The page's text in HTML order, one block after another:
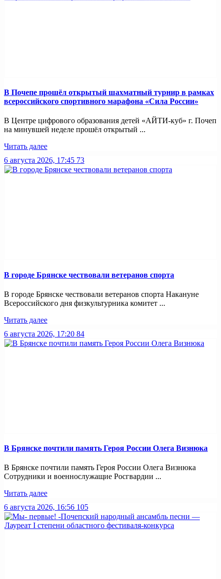
В Почепе прошёл открытый шахматный турнир в рамках
всероссийского спортивного марафона «Сила России»
В Центре цифрового образования детей «АЙТИ-куб» г. Почеп
на минувшей неделе прошёл открытый ...
Читать далее
6 августа 2026, 17:45 73
В городе Брянске чествовали ветеранов спорта
В городе Брянске чествовали ветеранов спорта Накануне
Всероссийского дня физкультурника комитет ...
Читать далее
6 августа 2026, 17:20 84
В Брянске почтили память Героя России Олега Визнюка
В Брянске почтили память Героя России Олега Визнюка
Сотрудники и военнослужащие Росгвардии ...
Читать далее
6 августа 2026, 16:56 105